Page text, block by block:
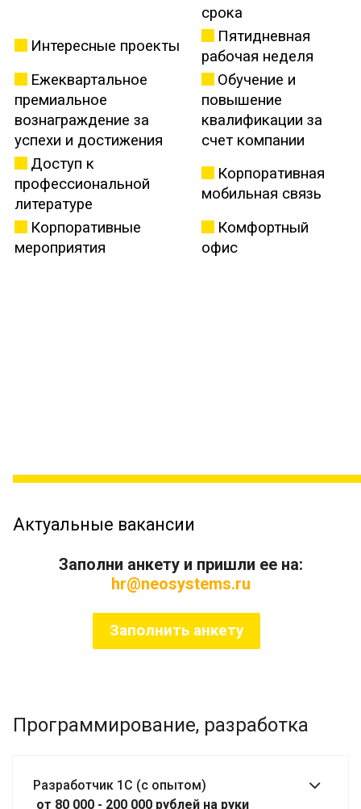
срока
Интересные проекты
Пятидневная
рабочая неделя
Ежеквартальное
премиальное
вознаграждение за
успехи и достижения
Обучение и
повышение
квалификации за
счет компании
Доступ к
профессиональной
литературе
Корпоративная
мобильная связь
Корпоративные
мероприятия
Комфортный
офис
Актуальные вакансии
Заполни анкету и пришли ее на:
hr@neosystems.ru
Заполнить анкету
Программирование, разработка
Разработчик 1С (с опытом)
от 80 000 - 200 000 рублей на руки